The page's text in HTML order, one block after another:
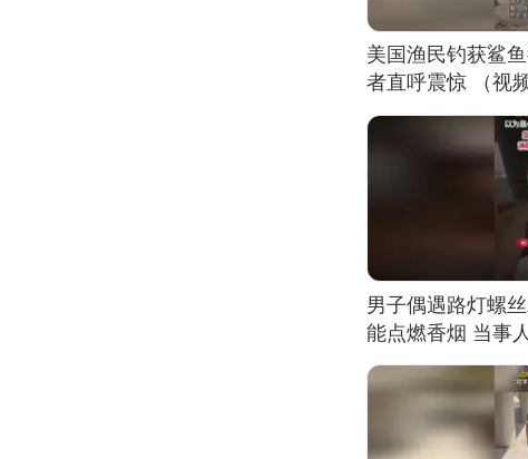
美国渔民钓获鲨
者直呼震惊 （视
男子偶遇路灯螺
能点燃香烟 当事